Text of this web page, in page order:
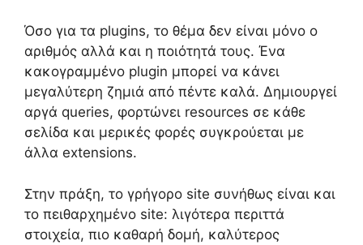
Όσο για τα plugins, το θέμα δεν είναι μόνο ο
αριθμός αλλά και η ποιότητά τους. Ένα
κακογραμμένο plugin μπορεί να κάνει
μεγαλύτερη ζημιά από πέντε καλά. Δημιουργεί
αργά queries, φορτώνει resources σε κάθε
σελίδα και μερικές φορές συγκρούεται με
άλλα extensions.
Στην πράξη, το γρήγορο site συνήθως είναι και
το πειθαρχημένο site: λιγότερα περιττά
στοιχεία, πιο καθαρή δομή, καλύτερος